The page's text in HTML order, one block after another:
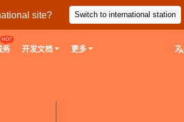
site? Switch to international station
HOT
务 开发文档 更多 